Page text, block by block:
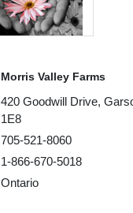
Morris Valley Farms
420 Goodwill Drive,
1E8
705-521-8060
1-866-670-5018
Ontario